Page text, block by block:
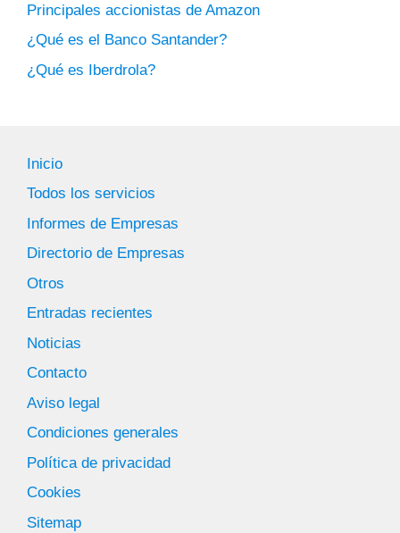
Principales accionistas de Amazon
¿Qué es el Banco Santander?
¿Qué es Iberdrola?
Inicio
Todos los servicios
Informes de Empresas
Directorio de Empresas
Otros
Entradas recientes
Noticias
Contacto
Aviso legal
Condiciones generales
Política de privacidad
Cookies
Sitemap